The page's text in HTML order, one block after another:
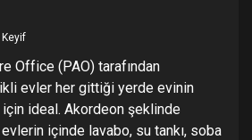
Keyif
Office (PAO) tarafından
evler her gittiği yerde evinin
için ideal. Akordeon şeklinde
içinde lavabo, su tankı, soba